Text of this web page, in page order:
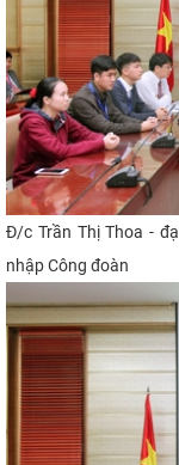
Đ/c Trần Thị Thoa -
nhập Công đoàn